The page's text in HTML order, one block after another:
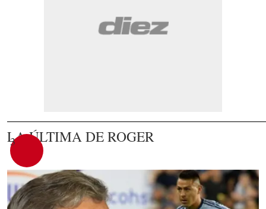
3
LA ÚLTIMA DE ROGER